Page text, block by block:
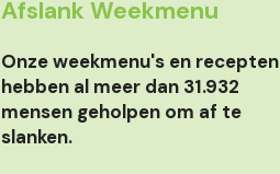
Afslank Weekmenu
Onze weekmenu's en recepten
hebben al meer dan 31.932
mensen geholpen om af te
slanken.